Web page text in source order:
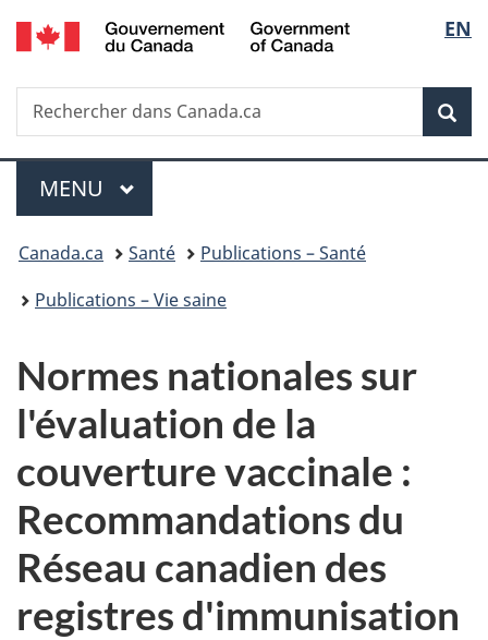
Passer
au
principal
Passer
à
Au
du
Passer
à
version
simplifiée
de
la
EN
Recherche
Rechercher
dans
Menu
MENU PRINCIPAL
Vous
êtes
Canada.ca Santé
Publications – Santé
Publications – Vie saine
Normes nationales sur
l'évaluation de la
couverture vaccinale :
Recommandations du
Réseau canadien des
registres d'immunisation